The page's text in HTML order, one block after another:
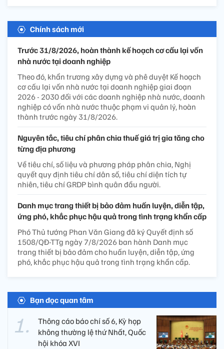
Chính sách mới
Trước 31/8/2026, hoàn thành kế hoạch cơ cấu lại vốn
nhà nước tại doanh nghiệp
Theo đó, khẩn trương xây dựng và phê duyệt Kế hoạch
cơ cấu lại vốn nhà nước tại doanh nghiệp giai đoạn
2026 - 2030 đối với các doanh nghiệp nhà nước, doanh
nghiệp có vốn nhà nước thuộc phạm vi quản lý, hoàn
thành trước ngày 31/8/2026.
Nguyên tắc, tiêu chí phân chia thuế giá trị gia tăng cho
từng địa phương
Về tiêu chí, số liệu và phương pháp phân chia, Nghị
quyết quy định tiêu chí dân số, tiêu chí diện tích tự
nhiên, tiêu chí GRDP bình quân đầu người.
Danh mục trang thiết bị bảo đảm huấn luyện, diễn tập,
ứng phó, khắc phục hậu quả trong tình trạng khẩn cấp
Phó Thủ tướng Phan Văn Giang đã ký Quyết định số
1508/QĐ-TTg ngày 7/8/2026 ban hành Danh mục
trang thiết bị bảo đảm cho huấn luyện, diễn tập, ứng
phó, khắc phục hậu quả trong tình trạng khẩn cấp.
Bạn đọc quan tâm
Thông cáo báo chí số 6, Kỳ họp
không thường lệ thứ Nhất, Quốc
hội khóa XVI